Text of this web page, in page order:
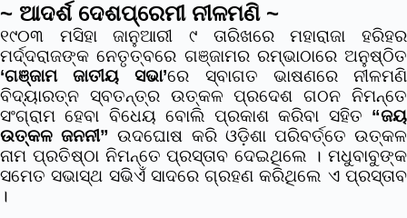
~ ଆଦର୍ଶ ଦେଶପ୍ରେମୀ ନୀଳମଣି ~
୧୯୦୩ ମସିହା ଜାନୁଆରୀ ୯ ତାରିଖରେ ମହାରାଜା ହରିହର
ମର୍ଦ୍ଦରାଜଙ୍କ ନେତୃତ୍ବରେ ଗଞ୍ଜାମର ରମ୍ଭାଠାରେ ଅନୁଷ୍ଠିତ
‘ଗଞ୍ଜାମ ଜାତୀୟ ସଭା’ରେ ସ୍ବାଗତ ଭାଷଣରେ ନୀଳମଣି
ବିଦ୍ୟାରତ୍ନ ସ୍ବତନ୍ତ୍ର ଉତ୍କଳ ପ୍ରଦେଶ ଗଠନ ନିମନ୍ତେ
ସଂଗ୍ରାମ ହେବା ବିଧେୟ ବୋଲି ପ୍ରକାଶ କରିବା ସହିତ “ଜୟ
ଉତ୍କଳ ଜନନୀ” ଉଦଘୋଷ କରି ଓଡ଼ିଶା ପରିବର୍ତ୍ତେ ଉତ୍କଳ
ନାମ ପ୍ରତିଷ୍ଠା ନିମନ୍ତେ ପ୍ରସ୍ତାବ ଦେଇଥିଲେ । ମଧୁବାବୁଙ୍କ
ସମେତ ସଭାସ୍ଥ ସଭିଏଁ ସାଦରେ ଗ୍ରହଣ କରିଥିଲେ ଏ ପ୍ରସ୍ତାବ
।